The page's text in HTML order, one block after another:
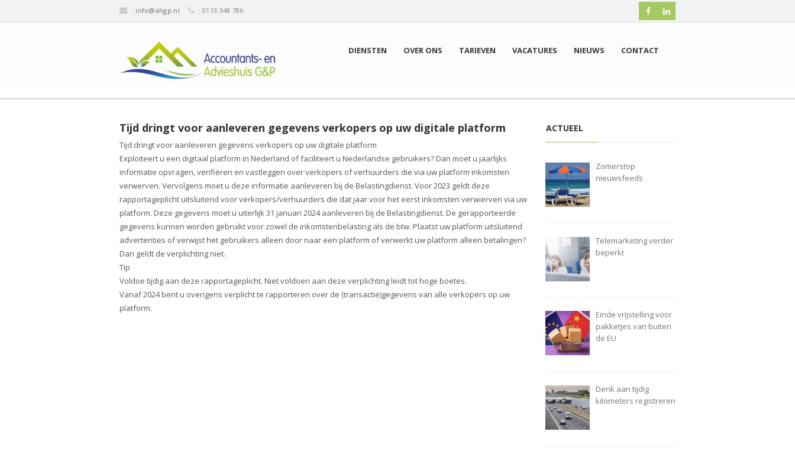
: info@ahgp.nl : 0113 348 786
DIENSTEN OVER ONS TARIEVEN VACATURES NIEUWS CONTACT
Tijd dringt voor aanleveren gegevens verkopers op uw digitale platform
Tijd dringt voor aanleveren gegevens verkopers op uw digitale platform
Exploiteert u een digitaal platform in Nederland of faciliteert u Nederlandse gebruikers? Dan moet u jaarlijks
informatie opvragen, verifiëren en vastleggen over verkopers of verhuurders die via uw platform inkomsten
verwerven. Vervolgens moet u deze informatie aanleveren bij de Belastingdienst. Voor 2023 geldt deze
rapportageplicht uitsluitend voor verkopers/verhuurders die dat jaar voor het eerst inkomsten verwierven via uw
platform. Deze gegevens moet u uiterlijk 31 januari 2024 aanleveren bij de Belastingdienst. De gerapporteerde
gegevens kunnen worden gebruikt voor zowel de inkomstenbelasting als de btw. Plaatst uw platform uitsluitend
advertenties of verwijst het gebruikers alleen door naar een platform of verwerkt uw platform alleen betalingen?
Dan geldt de verplichting niet.
Tip
Voldoe tijdig aan deze rapportageplicht. Niet voldoen aan deze verplichting leidt tot hoge boetes.
Vanaf 2024 bent u overigens verplicht te rapporteren over de (transactie)gegevens van alle verkopers op uw
platform.
ACTUEEL
Zomerstop
nieuwsfeeds
Telemarketing verder
beperkt
Einde vrijstelling voor
pakketjes van buiten
de EU
Denk aan tijdig
kilometers registreren